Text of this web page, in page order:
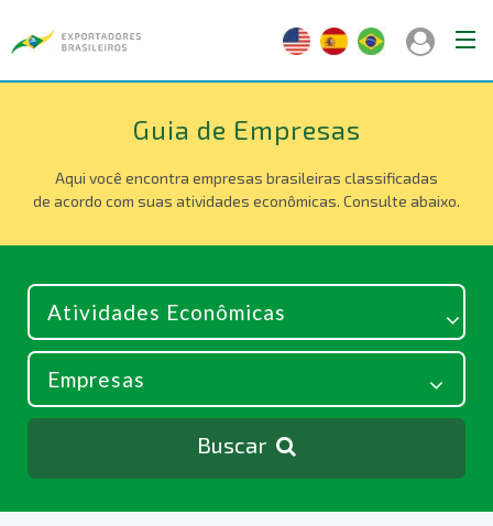
Guia de Empresas
Aqui você encontra empresas brasileiras classificadas
de acordo com suas atividades econômicas. Consulte abaixo.
Buscar